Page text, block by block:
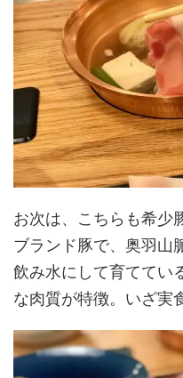
お次は、こちらも希少
ブランド豚で、奥羽山
飲み水にして育ててい
な肉質が特徴。いざ実